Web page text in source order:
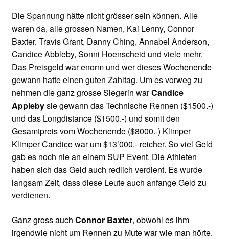
Die Spannung hätte nicht grösser sein können. Alle
waren da, alle grossen Namen, Kai Lenny, Connor
Baxter, Travis Grant, Danny Ching, Annabel Anderson,
Candice Abbleby, Sonni Hoenscheid und viele mehr.
Das Preisgeld war enorm und wer dieses Wochenende
gewann hatte einen guten Zahltag. Um es vorweg zu
nehmen die ganz grosse Siegerin warCandice
Applebysie gewann das Technische Rennen ($1500.-)
und das Longdistance ($1500.-) und somit den
Gesamtpreis vom Wochenende ($8000.-) Klimper
Klimper Candice war um $13’000.- reicher. So viel Geld
gab es noch nie an einem SUP Event. Die Athleten
haben sich das Geld auch redlich verdient. Es wurde
langsam Zeit, dass diese Leute auch anfange Geld zu
verdienen.
Ganz gross auch Connor Baxter, obwohl es ihm
irgendwie nicht um Rennen zu Mute war wie man hörte.